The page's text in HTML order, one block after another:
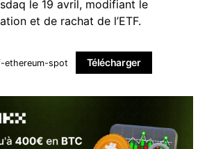
le 19 avril, modifiant le
et de rachat de l’ETF.
ethereum-spot Télécharger